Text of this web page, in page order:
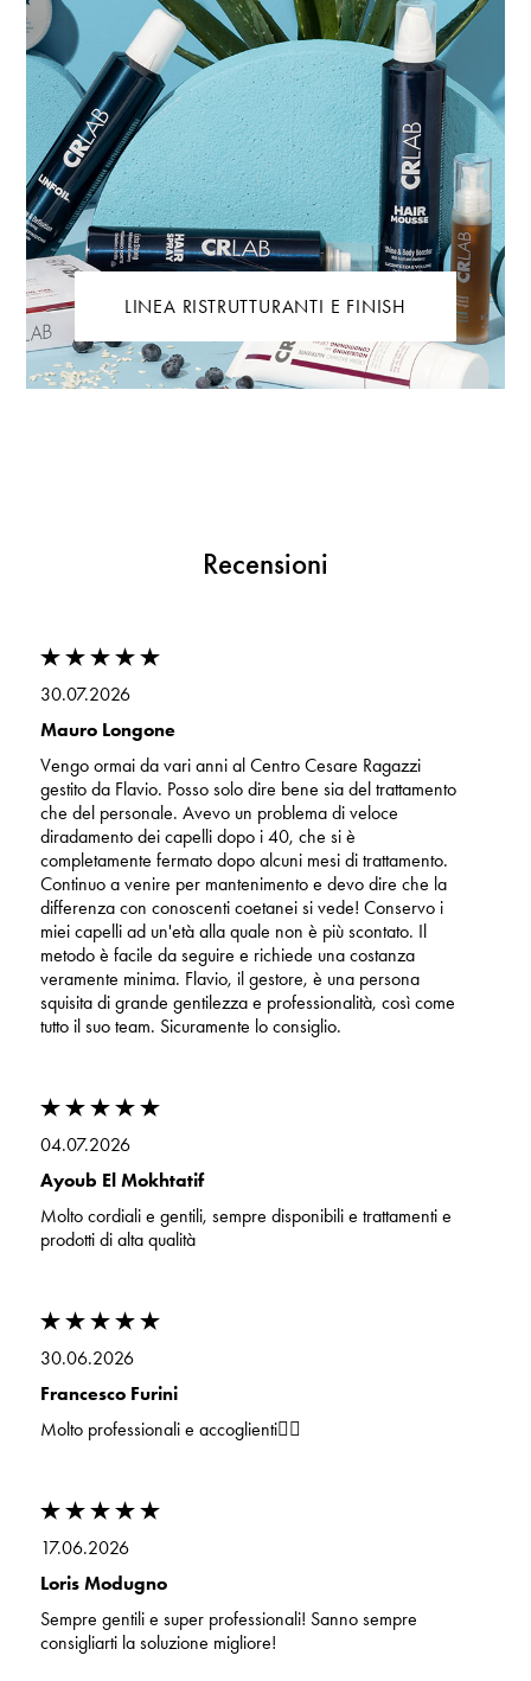
LINEA RISTRUTTURANTI E FINISH
Recensioni
30.07.2026
Mauro Longone
Vengo ormai da vari anni al Centro Cesare Ragazzi
gestito da Flavio. Posso solo dire bene sia del trattamento
che del personale. Avevo un problema di veloce
diradamento dei capelli dopo i 40, che si è
completamente fermato dopo alcuni mesi di trattamento.
Continuo a venire per mantenimento e devo dire che la
differenza con conoscenti coetanei si vede! Conservo i
miei capelli ad un'età alla quale non è più scontato. Il
metodo è facile da seguire e richiede una costanza
veramente minima. Flavio, il gestore, è una persona
squisita di grande gentilezza e professionalità, così come
tutto il suo team. Sicuramente lo consiglio.
04.07.2026
Ayoub El Mokhtatif
Molto cordiali e gentili, sempre disponibili e trattamenti e
prodotti di alta qualità
30.06.2026
Francesco Furini
Molto professionali e accoglienti👍🏻
17.06.2026
Loris Modugno
Sempre gentili e super professionali! Sanno sempre
consigliarti la soluzione migliore!